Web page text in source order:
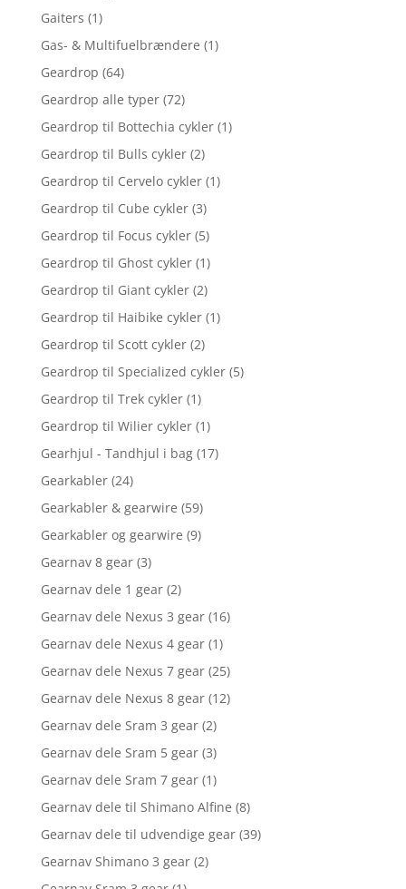
Gaiters (1)
Gas- & Multifuelbrændere (1)
Geardrop (64)
Geardrop alle typer (72)
Geardrop til Bottechia cykler (1)
Geardrop til Bulls cykler (2)
Geardrop til Cervelo cykler (1)
Geardrop til Cube cykler (3)
Geardrop til Focus cykler (5)
Geardrop til Ghost cykler (1)
Geardrop til Giant cykler (2)
Geardrop til Haibike cykler (1)
Geardrop til Scott cykler (2)
Geardrop til Specialized cykler (5)
Geardrop til Trek cykler (1)
Geardrop til Wilier cykler (1)
Gearhjul - Tandhjul i bag (17)
Gearkabler (24)
Gearkabler & gearwire (59)
Gearkabler og gearwire (9)
Gearnav 8 gear (3)
Gearnav dele 1 gear (2)
Gearnav dele Nexus 3 gear (16)
Gearnav dele Nexus 4 gear (1)
Gearnav dele Nexus 7 gear (25)
Gearnav dele Nexus 8 gear (12)
Gearnav dele Sram 3 gear (2)
Gearnav dele Sram 5 gear (3)
Gearnav dele Sram 7 gear (1)
Gearnav dele til Shimano Alfine (8)
Gearnav dele til udvendige gear (39)
Gearnav Shimano 3 gear (2)